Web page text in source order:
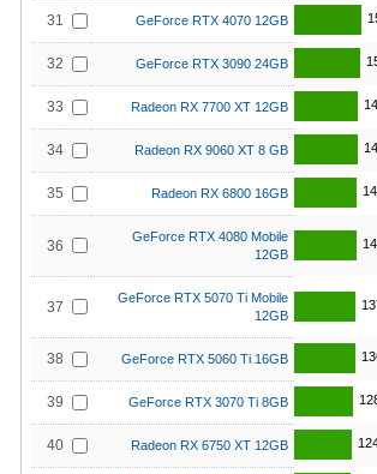
31 GeForce RTX 4070 12GB
32 GeForce RTX 3090 24GB
33 Radeon RX 7700 XT 12GB
34 Radeon RX 9060 XT 8 GB
35 Radeon RX 6800 16GB
36
GeForce RTX 4080 Mobile
12GB
37
GeForce RTX 5070 Ti Mobile
12GB
38 GeForce RTX 5060 Ti 16GB
39 GeForce RTX 3070 Ti 8GB
40 Radeon RX 6750 XT 12GB